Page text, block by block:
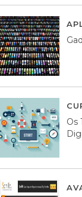
Os